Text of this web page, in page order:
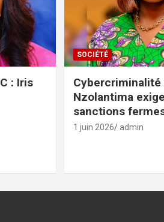
: Iris
SOCIÉTÉ
Cybercriminalité
Nzolantima
sanctions
1 juin 2026 admin